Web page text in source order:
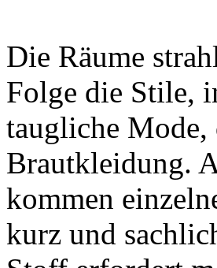
Die Räume
Folge die Stile,
taugliche Mode,
Brautkleidung.
kommen
kurz und